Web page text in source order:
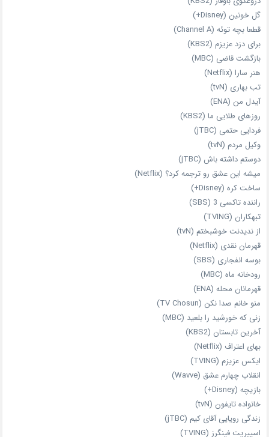
گل خونین (Disney+)
قطعا بچه توئه (Channel A)
برای دزد عزیزم (KBS2)
بازگشت قاضی (MBC)
هنر سارا (Netflix)
تب بهاری (tvN)
آیدل من (ENA)
روزهای طلایی ما (KBS2)
فردایی حتمی (jTBC)
وکیل مردم (tvN)
دوستم داشته باش (jTBC)
میشه این عشق رو ترجمه کرد؟ (Netflix)
ساخت کره (Disney+)
راننده تاکسی 3 (SBS)
تبهکاران (TVING)
از ندیدنت خوشبختم (tvN)
قهرمان نقدی (Netflix)
بوسه انفجاری (SBS)
رودخانه ماه (MBC)
قهرمانان محله (ENA)
منو خانم صدا نکن (TV Chosun)
زنی که خورشید را بلعید (MBC)
آخرین تابستان (KBS2)
بهای اعتراف (Netflix)
ایکس عزیزم (TVING)
انقلاب چهارم عشق (Wavve)
بازیچه (Disney+)
خانواده تایفون (tvN)
زندگی رویایی آقای کیم (jTBC)
اسپیریت فینگرز (TVING)